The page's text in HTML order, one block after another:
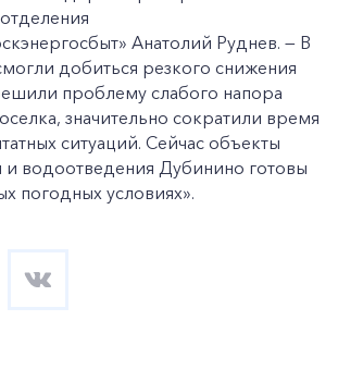
Анатолий Руднев. — В
добиться резкого снижения
проблему слабого напора
значительно сократили время
ситуаций. Сейчас объекты
и водоотведения Дубинино готовы
погодных условиях».